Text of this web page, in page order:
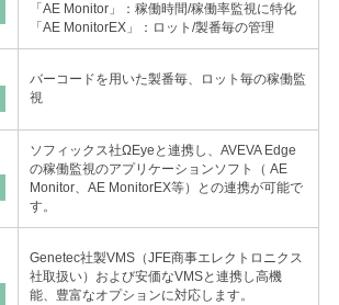
「AE Monitor」：稼働時間/稼働率監視に特化
「AE MonitorEX」：ロット/製番毎の管理
バーコードを用いた製番毎、ロット毎の稼働監
視
ソフィックス社ΩEyeと連携し、AVEVA Edge
の稼働監視のアプリケーションソフト（ AE
Monitor、AE MonitorEX等）との連携が可能で
す。
Genetec社製VMS（JFE商事エレクトロニクス
社取扱い）および安価なVMSと連携し高機
能、豊富なオプションに対応します。